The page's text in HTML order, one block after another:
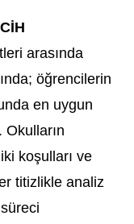
arasında
öğrencilerin
en uygun
koşulları ve
titizlikle analiz